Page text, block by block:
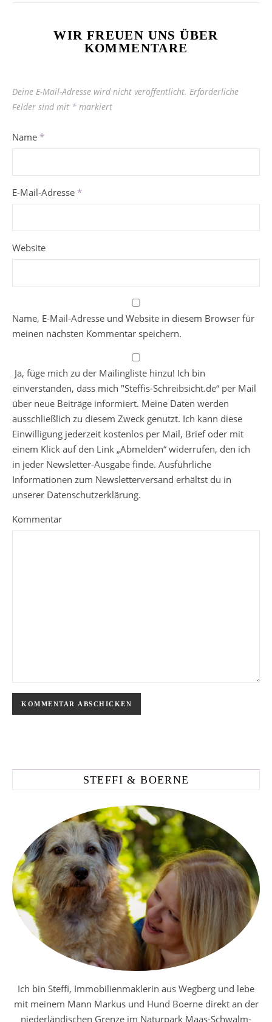
WIR FREUEN UNS ÜBER
KOMMENTARE
Deine E-Mail-Adresse wird nicht veröffentlicht. Erforderliche
Felder sind mit * markiert
Name *
E-Mail-Adresse *
Website
Name, E-Mail-Adresse und Website in diesem Browser für
meinen nächsten Kommentar speichern.
Ja, füge mich zu der Mailingliste hinzu! Ich bin
einverstanden, dass mich "Steffis-Schreibsicht.de“ per Mail
über neue Beiträge informiert. Meine Daten werden
ausschließlich zu diesem Zweck genutzt. Ich kann diese
Einwilligung jederzeit kostenlos per Mail, Brief oder mit
einem Klick auf den Link „Abmelden“ widerrufen, den ich
in jeder Newsletter-Ausgabe finde. Ausführliche
Informationen zum Newsletterversand erhältst du in
unserer Datenschutzerklärung.
Kommentar
STEFFI & BOERNE
Ich bin Steffi, Immobilienmaklerin aus Wegberg und lebe
mit meinem Mann Markus und Hund Boerne direkt an der
niederländischen Grenze im Naturpark Maas-Schwalm-